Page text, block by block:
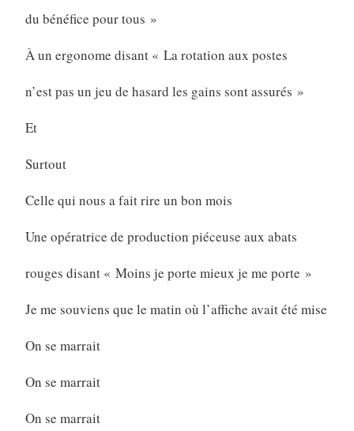
du bénéfice pour tous »
À un ergonome disant « La rotation aux postes
n’est pas un jeu de hasard les gains sont assurés »
Et
Surtout
Celle qui nous a fait rire un bon mois
Une opératrice de production piéceuse aux abats
rouges disant « Moins je porte mieux je me porte »
Je me souviens que le matin où l’affiche avait été mise
On se marrait
On se marrait
On se marrait